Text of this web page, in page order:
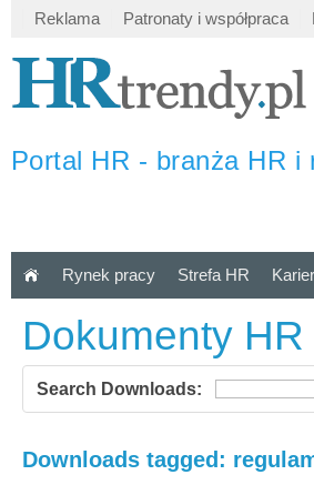
Reklama Patronaty i współpraca
Portal HR - branża HR i
Rynek pracy Strefa HR
Dokumenty HR
Search Downloads:
Downloads tagged: